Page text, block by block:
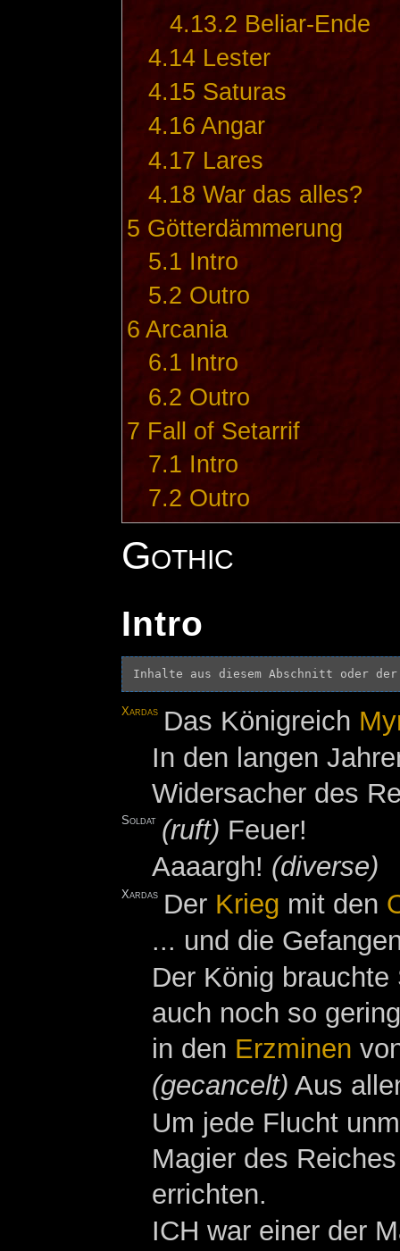
4.13.2 Beliar-Ende
4.14 Lester
4.15 Saturas
4.16 Angar
4.17 Lares
4.18 War das alles?
5 Götterdämmerung
5.1 Intro
5.2 Outro
6 Arcania
6.1 Intro
6.2 Outro
7 Fall of Setarrif
7.1 Intro
7.2 Outro
Gothic
Intro
Inhalte aus diesem Abschnitt oder
Xardas Das Königreich
In den langen
Widersacher des
Soldat (ruft) Feuer!
Aaaargh! (diverse)
Xardas Der Krieg mit den
... und die
Der König
auch noch so
in den Erzminen
(gecancelt) Aus
Um jede Flucht
Magier des
errichten.
ICH war einer der